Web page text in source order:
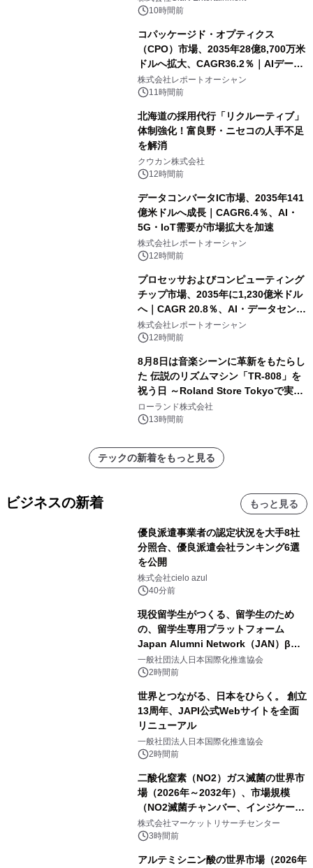
10時間前
コパッケージド・オプティクス
（CPO）市場、2035年28億8,700万米
ドルへ拡大、CAGR36.2％｜AIデータ
センター・高速光通信需要が成長を加
速
株式会社レポートオーシャン
11時間前
北海道の採用代行「リクルーティブ」
体制強化！富良野・ニセコの人手不足
を解消
クウカン株式会社
12時間前
データコンバータIC市場、2035年141
億米ドルへ成長｜CAGR6.4％、AI・
5G・IoT需要が市場拡大を加速
株式会社レポートオーシャン
12時間前
プロセッサおよびコンピューティング
チップ市場、2035年に1,230億米ドル
へ｜CAGR 20.8％、AI・データセンタ
ー需要が成長を牽引
株式会社レポートオーシャン
12時間前
8月8日は音楽シーンに革新をもたらし
た 伝説のリズムマシン「TR-808」を
祝う日 ～Roland Store Tokyoで実機
を展示しての 記念キャンペーンを開
催 英国ラジオ「NTS」の 特別プログ
アーティストを フィーチャーしたアニ
メーションを公開～
ローランド株式会社
13時間前
テックの新着をもっと見る
ビジネスの新着 もっと見る
優良派遣事業者の認定状況を大手8社
分照合、優良派遣会社ランキング6選
を公開
株式会社cielo azul
40分前
現役留学生がつくる、留学生のため
の、留学生専用プラットフォーム
Japan Alumni Network（JAN）β版
をリリース
一般社団法人日本国際化推進協会
2時間前
世界とつながる、日本をひらく。 創立
13周年、JAPI公式Webサイトを全面
リニューアル
一般社団法人日本国際化推進協会
2時間前
二酸化窒素（NO2）ガス滅菌の世界市
場（2026年～2032年）、市場規模
（NO2滅菌チャンバー、インジケータ
ーおよびモニタリングシステム、その
他）・分析レポートを発表
株式会社マーケットリサーチセンター
3時間前
アルテミシニン酸の世界市場（2026年